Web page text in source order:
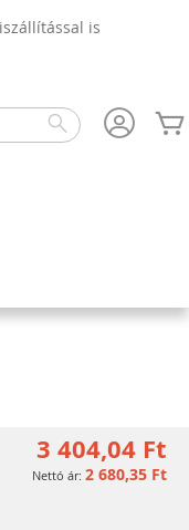
is
Search
3 404,04 Ft
2 680,35 Ft